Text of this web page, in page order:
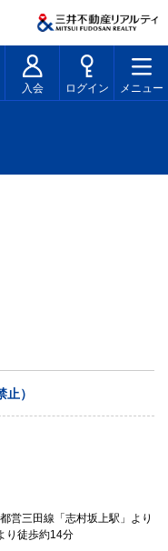
入会 ログイン メニュー
）
営三田線「志村坂上駅」より
り徒歩約14分